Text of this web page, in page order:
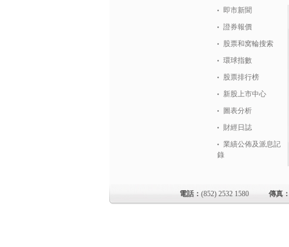
即市新聞
證券報價
股票和窝輪搜索
環球指數
股票排行榜
新股上市中心
圖表分析
財經日誌
業績公佈及派息記
錄
電話： (852) 2532 1580 傳真：